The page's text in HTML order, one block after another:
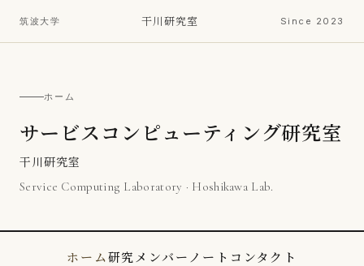
筑波大学 干川研究室 Since 2023
ホーム
サービスコンピューティング研究室
干川研究室
Service Computing Laboratory · Hoshikawa Lab.
ホーム研究 メンバー ノート コンタクト